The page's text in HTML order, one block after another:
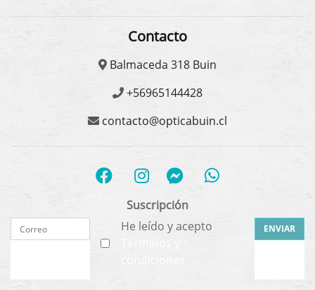
Contacto
Balmaceda 318 Buin
+56965144428
contacto@opticabuin.cl
Suscripción
He leído y acepto
condiciones
ENVIAR